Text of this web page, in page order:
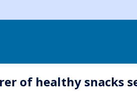
of healthy snacks